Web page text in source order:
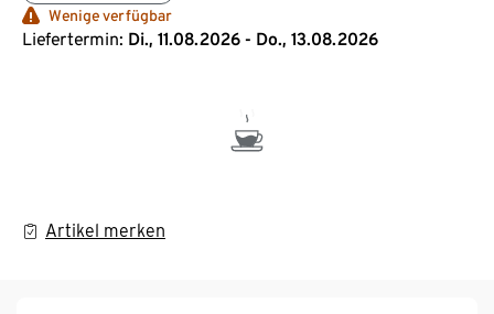
Wenige verfügbar
Liefertermin: Di., 11.08.2026 - Do., 13.08.2026
Artikel merken